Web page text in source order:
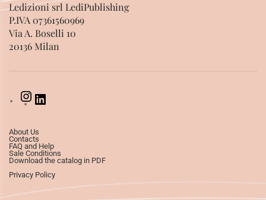
Ledizioni srl LediPublishing
P.IVA 07361560969
Via A. Boselli 10
20136 Milan
About Us
Contacts
FAQ and Help
Sale Conditions
Download the catalog in PDF
Privacy Policy